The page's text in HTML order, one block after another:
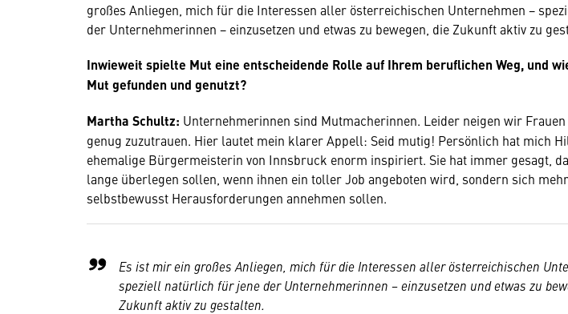
großes Anliegen, mich für die Interessen aller österreichischen Unternehmen −
der Unternehmerinnen − einzusetzen und etwas zu bewegen, die Zukunft aktiv zu
Inwieweit spielte Mut eine entscheidende Rolle auf Ihrem beruflichen Weg, und
Mut gefunden und genutzt?
Martha Schultz: Unternehmerinnen sind Mutmacherinnen. Leider neigen wir
genug zuzutrauen. Hier lautet mein klarer Appell: Seid mutig! Persönlich hat mich
ehemalige Bürgermeisterin von Innsbruck enorm inspiriert. Sie hat immer gesagt,
lange überlegen sollen, wenn ihnen ein toller Job angeboten wird, sondern sich
selbstbewusst Herausforderungen annehmen sollen.
Es ist mir ein großes Anliegen, mich für die Interessen aller österreichischen
speziell natürlich für jene der Unternehmerinnen − einzusetzen und etwas zu
Zukunft aktiv zu gestalten.